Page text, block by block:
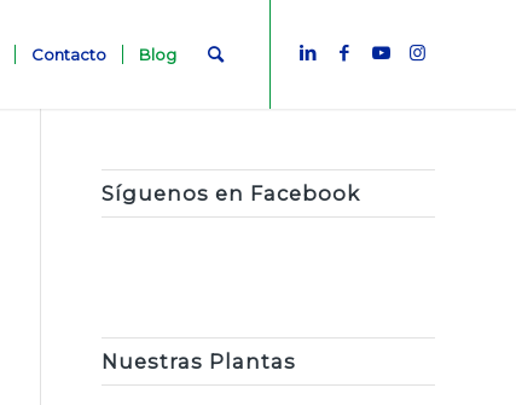
Contacto Blog
Síguenos en Facebook
Nuestras Plantas